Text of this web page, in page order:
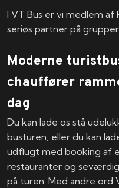
I VT Bus er vi medlem
seriøs partner på
Moderne
chauffører
dag
Du kan lade os stå
busturen, eller du kan
udflugt med booking af
restauranter og
på turen. Med andre ord